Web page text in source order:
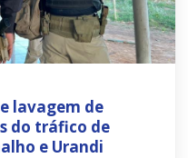
lavagem de
do tráfico de
e Urandi